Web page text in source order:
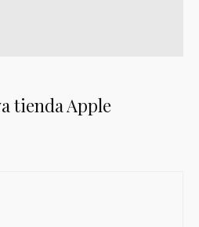
tienda Apple